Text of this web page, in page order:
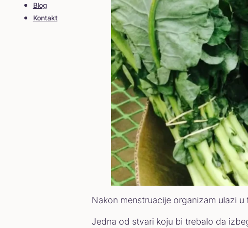
Blog
Kontakt
Nakon menstruacije organizam ulazi
Jedna od stvari koju bi trebalo da